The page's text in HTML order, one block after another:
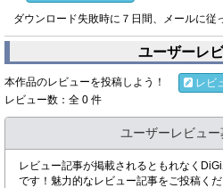
ダウンロード失敗時に７日間、メールに従
ユーザーレ
本作品のレビューを投稿しよう！
レビ
レビュー数：全 0 件
ユーザーレビュー
レビュー記事が掲載されるともれなく
です！魅力的なレビュー記事をご投稿くだ